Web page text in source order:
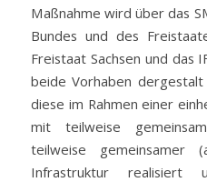
Maßnahme wird über das
Bundes und des
Freistaat Sachsen und das
beide Vorhaben
diese im Rahmen einer
mit teilweise
teilweise gemeinsamer
Infrastruktur realisiert